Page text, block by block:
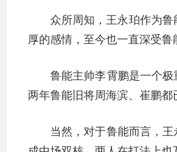
众所周知，王永珀作为
厚的感情，至今也一直深受鲁
鲁能主帅李霄鹏是一个
两年鲁能旧将周海滨、崔鹏都
当然，对于鲁能而言，